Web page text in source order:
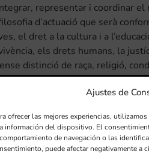
Ajustes de
ofrecer las mejores experiencias,
información del dispositivo. El
de navegación o las
puede afectar negativamente a
representar i coordinar
d’actuació que serà
el dret a la cultura i a
els drets humans, la
distinció de raça, religió,
ens envolta, el foment de la
humanes, la solidaritat i la
dels drets de propietat